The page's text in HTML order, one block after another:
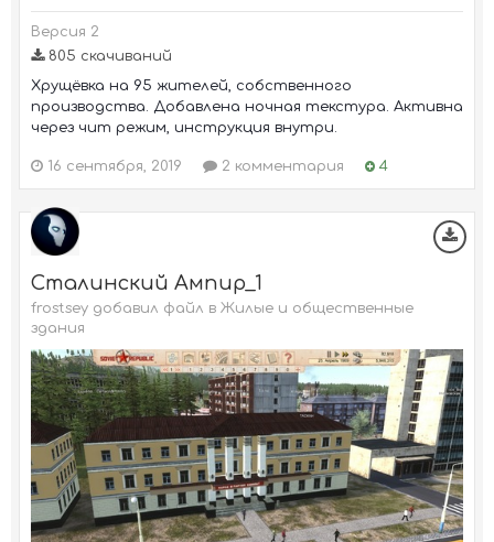
Версия 2
805 скачиваний
Хрущёвка на 95 жителей, собственного
производства. Добавлена ночная текстура. Активна
через чит режим, инструкция внутри.
16 сентября, 2019 2 комментария 4
Сталинский Ампир_1
frostsey добавил файл в Жилые и общественные
здания